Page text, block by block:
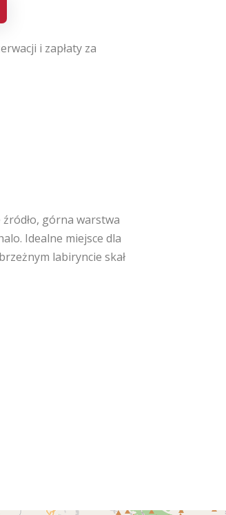
i zapłaty za
górna warstwa
Idealne miejsce dla
labiryncie skał